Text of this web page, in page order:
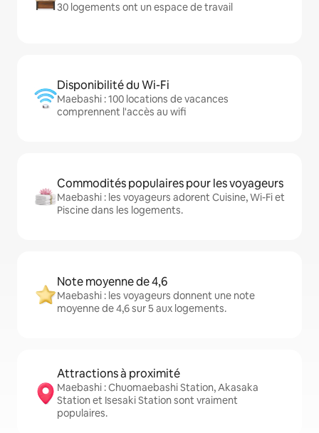
30 logements ont un espace de travail
Disponibilité du Wi-Fi
Maebashi : 100 locations de vacances
comprennent l'accès au wifi
Commodités populaires pour les voyageurs
Maebashi : les voyageurs adorent Cuisine, Wi-Fi et
Piscine dans les logements.
Note moyenne de 4,6
Maebashi : les voyageurs donnent une note
moyenne de 4,6 sur 5 aux logements.
Attractions à proximité
Maebashi : Chuomaebashi Station, Akasaka
Station et Isesaki Station sont vraiment
populaires.